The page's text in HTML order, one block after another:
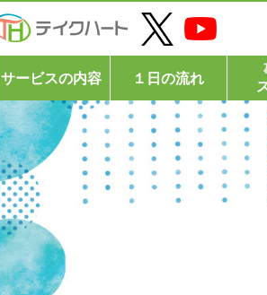
サービスの内容 １日の流れ